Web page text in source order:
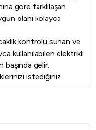
göre farklılaşan
olanı kolayca
kontrolü sunan ve
kullanılabilen elektrikli
gelir.
istediğiniz
öne çıkar.